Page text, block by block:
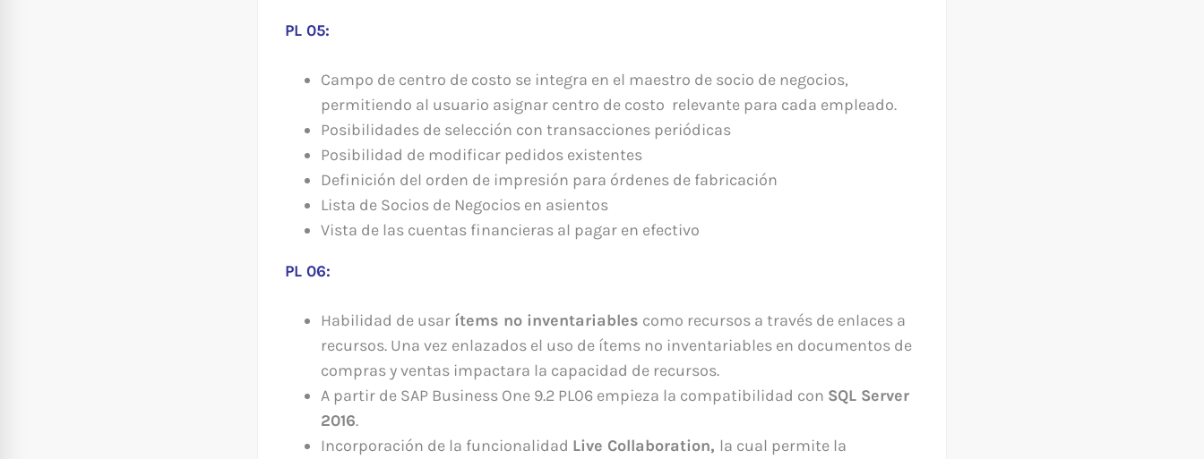
PL 05:
Campo de centro de costo se integra en el maestro de socio de negocios,
permitiendo al usuario asignar centro de costo relevante para cada empleado.
Posibilidades de selección con transacciones periódicas
Posibilidad de modificar pedidos existentes
Definición del orden de impresión para órdenes de fabricación
Lista de Socios de Negocios en asientos
Vista de las cuentas financieras al pagar en efectivo
PL 06:
Habilidad de usar ítems no inventariables como recursos a través de enlaces a
recursos. Una vez enlazados el uso de ítems no inventariables en documentos de
compras y ventas impactara la capacidad de recursos.
A partir de SAP Business One 9.2 PL06 empieza la compatibilidad con SQL Server
2016.
Incorporación de la funcionalidad Live Collaboration, la cual permite la